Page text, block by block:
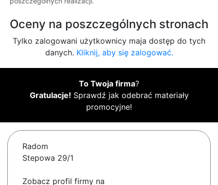
Oceny na poszczególnych stronach
Tylko zalogowani użytkownicy maja dostęp do tych
danych. Kliknij, aby się zalogować.
To Twoja firma?
Gratulacje! Sprawdź jak odebrać materiały
promocyjne!
Radom
Stepowa 29/1
Zobacz profil firmy na